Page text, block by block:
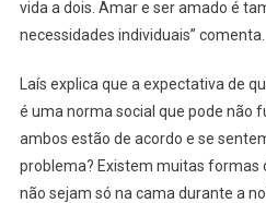
vida a dois. Amar e ser amado é
necessidades individuais” comenta.
Laís explica que a expectativa de
é uma norma social que pode não
ambos estão de acordo e se
problema? Existem muitas formas
não sejam só na cama durante a